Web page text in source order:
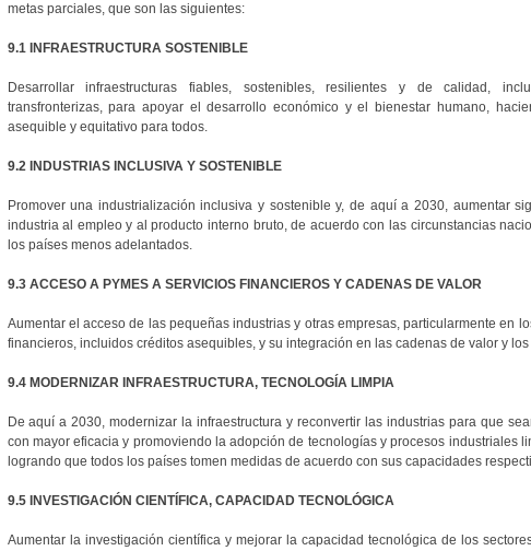
metas parciales, que son las siguientes:
9.1 INFRAESTRUCTURA SOSTENIBLE
Desarrollar infraestructuras fiables, sostenibles, resilientes y de calidad,
transfronterizas, para apoyar el desarrollo económico y el bienestar humano,
asequible y equitativo para todos.
9.2 INDUSTRIAS INCLUSIVA Y SOSTENIBLE
Promover una industrialización inclusiva y sostenible y, de aquí a 2030, aumentar
industria al empleo y al producto interno bruto, de acuerdo con las circunstancias
los países menos adelantados.
9.3 ACCESO A PYMES A SERVICIOS FINANCIEROS Y CADENAS DE VALOR
Aumentar el acceso de las pequeñas industrias y otras empresas, particularmente en
financieros, incluidos créditos asequibles, y su integración en las cadenas de valor y
9.4 MODERNIZAR INFRAESTRUCTURA, TECNOLOGÍA LIMPIA
De aquí a 2030, modernizar la infraestructura y reconvertir las industrias para que
con mayor eficacia y promoviendo la adopción de tecnologías y procesos industriales
logrando que todos los países tomen medidas de acuerdo con sus capacidades
9.5 INVESTIGACIÓN CIENTÍFICA, CAPACIDAD TECNOLÓGICA
Aumentar la investigación científica y mejorar la capacidad tecnológica de los